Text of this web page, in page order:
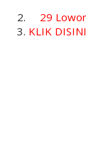
29
KLIK